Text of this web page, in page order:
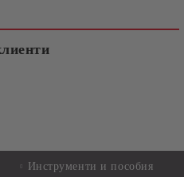
Инструменти и пособия